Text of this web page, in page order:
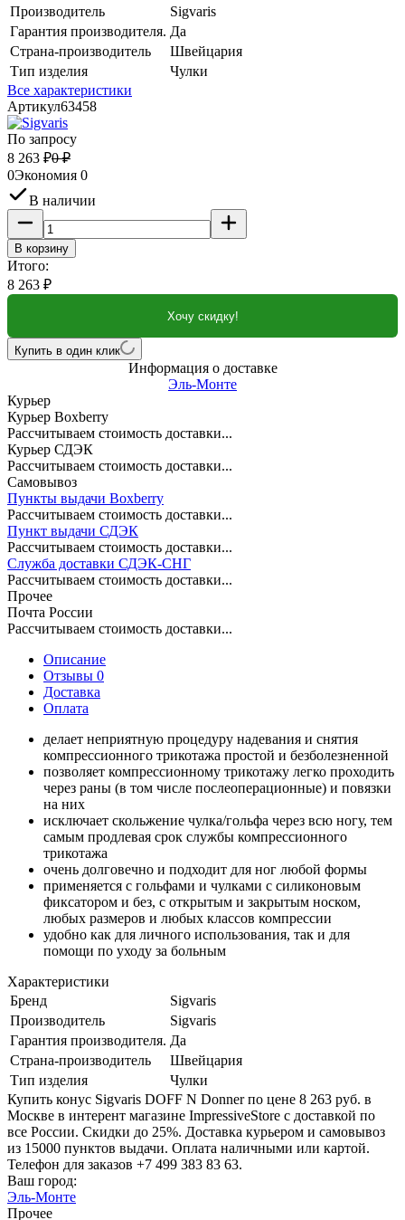
Производитель
Sigvaris
Гарантия производителя. Да
Страна-производитель
Швейцария
Тип изделия
Чулки
Все характеристики
Артикул63458
По запросу
8 263 ₽0 ₽
0Экономия 0
В наличии
В корзину
Итого:
8 263 ₽
Хочу скидку!
Купить в один клик
Информация о доставке
Эль-Монте
Курьер
Курьер Boxberry
Рассчитываем стоимость доставки...
Курьер СДЭК
Рассчитываем стоимость доставки...
Самовывоз
Пункты выдачи Boxberry
Рассчитываем стоимость доставки...
Пункт выдачи СДЭК
Рассчитываем стоимость доставки...
Служба доставки СДЭК-СНГ
Рассчитываем стоимость доставки...
Прочее
Почта России
Рассчитываем стоимость доставки...
Описание
Отзывы 0
Доставка
Оплата
делает неприятную процедуру надевания и снятия
компрессионного трикотажа простой и безболезненной
позволяет компрессионному трикотажу легко проходить
через раны (в том числе послеоперационные) и повязки
на них
исключает скольжение чулка/гольфа через всю ногу, тем
самым продлевая срок службы компрессионного
трикотажа
очень долговечно и подходит для ног любой формы
применяется с гольфами и чулками с силиконовым
фиксатором и без, с открытым и закрытым носком,
любых размеров и любых классов компрессии
удобно как для личного использования, так и для
помощи по уходу за больным
Характеристики
Бренд
Sigvaris
Производитель
Sigvaris
Гарантия производителя. Да
Страна-производитель
Швейцария
Тип изделия
Чулки
Купить конус Sigvaris DOFF N Donner по цене 8 263 руб. в
Москве в интерент магазине ImpressiveStore с доставкой по
все России. Скидки до 25%. Доставка курьером и самовывоз
из 15000 пунктов выдачи. Оплата наличными или картой.
Телефон для заказов +7 499 383 83 63.
Ваш город:
Эль-Монте
Прочее